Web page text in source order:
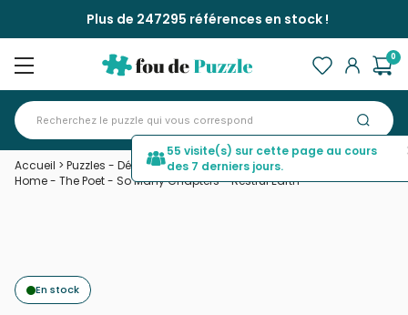
Plus de 247295 références en stock !
0
Accueil > Puzzles - Déco et Objets >4 Puzzles - Kat Fedora - Welcome
Home - The Poet - So Many Chapters - Restful Earth
En stock
55 visite(s) sur cette page au cours
des 7 derniers jours.